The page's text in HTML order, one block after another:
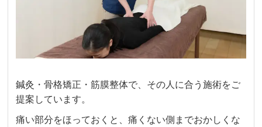
鍼灸・骨格矯正・筋膜整体で、その人に合う施術をご
提案しています。
痛い部分をほっておくと、痛くない側までおかしくな